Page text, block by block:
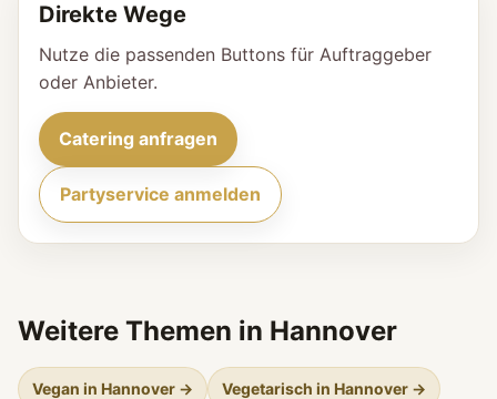
Direkte Wege
Nutze die passenden Buttons für Auftraggeber
oder Anbieter.
Catering anfragen
Partyservice anmelden
Weitere Themen in Hannover
Vegan in Hannover → Vegetarisch in Hannover →